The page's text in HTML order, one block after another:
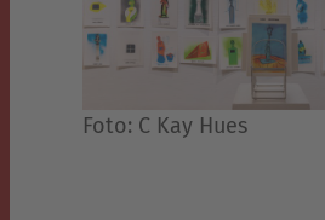
Foto: C Kay Hues